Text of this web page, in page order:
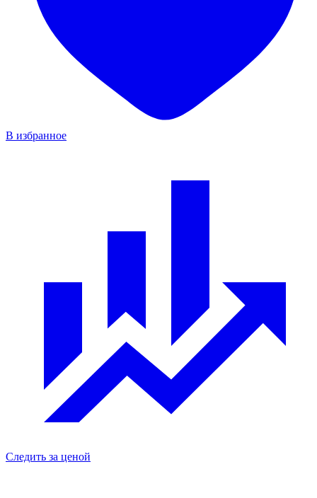
В избранное
Следить за ценой